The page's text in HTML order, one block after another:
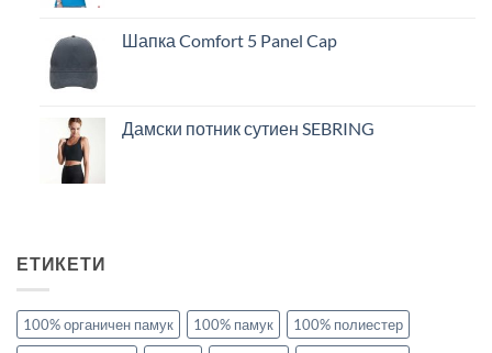
Шапка Comfort 5 Panel Cap
Дамски потник сутиен SEBRING
ЕТИКЕТИ
100% органичен памук 100% памук
100% полиестер